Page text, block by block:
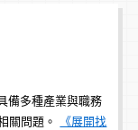
備多種產業與職務
關問題。
《展開找